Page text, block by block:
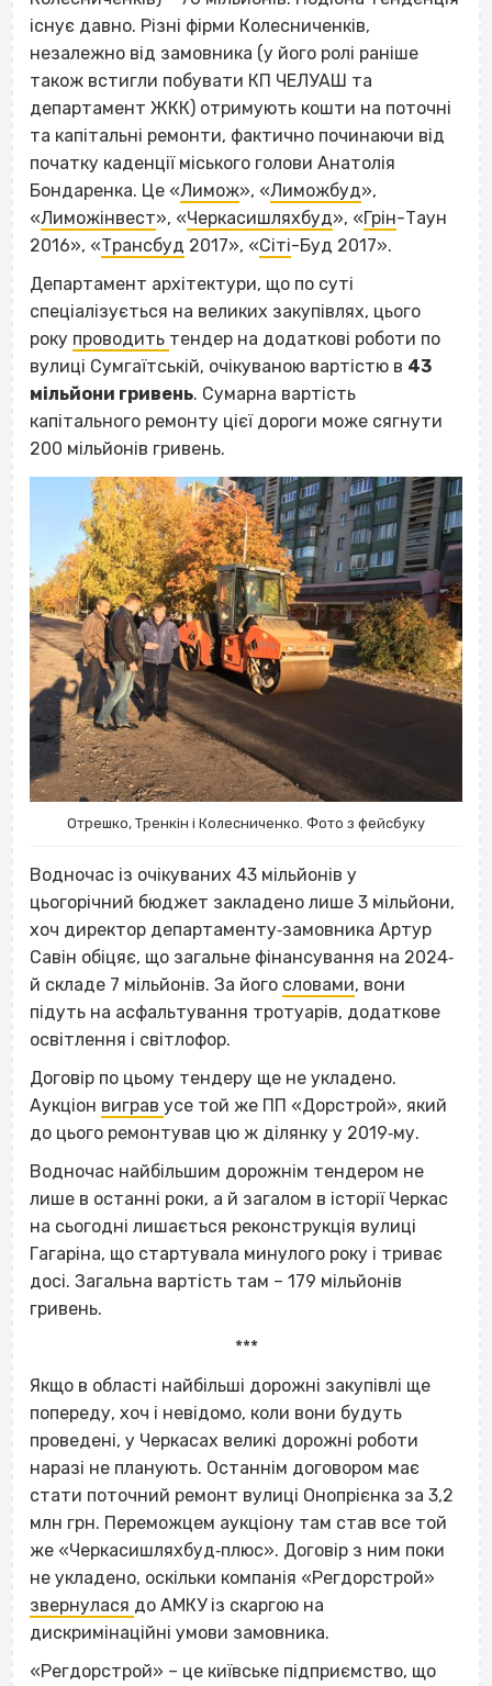
існує давно. Різні фірми Колесниченків,
незалежно від замовника (у його ролі раніше
також встигли побувати КП ЧЕЛУАШ та
департамент ЖКК) отримують кошти на поточні
та капітальні ремонти, фактично починаючи від
початку каденції міського голови Анатолія
Бондаренка. Це «Лимож», «Лиможбуд»,
«Лиможінвест», «Черкасишляхбуд», «Грін-Таун
2016», «Трансбуд 2017», «Сіті-Буд 2017».
Департамент архітектури, що по суті
спеціалізується на великих закупівлях, цього
року проводить тендер на додаткові роботи по
вулиці Сумгаїтській, очікуваною вартістю в 43
мільйони гривень. Сумарна вартість
капітального ремонту цієї дороги може сягнути
200 мільйонів гривень.
Отрешко, Тренкін і Колесниченко. Фото з фейсбуку
Водночас із очікуваних 43 мільйонів у
цьогорічний бюджет закладено лише 3 мільйони,
хоч директор департаменту‐замовника Артур
Савін обіцяє, що загальне фінансування на 2024‐
й складе 7 мільйонів. За його словами, вони
підуть на асфальтування тротуарів, додаткове
освітлення і світлофор.
Договір по цьому тендеру ще не укладено.
Аукціон виграв усе той же ПП «Дорстрой», який
до цього ремонтував цю ж ділянку у 2019‐му.
Водночас найбільшим дорожнім тендером не
лише в останні роки, а й загалом в історії Черкас
на сьогодні лишається реконструкція вулиці
Гагаріна, що стартувала минулого року і триває
досі. Загальна вартість там – 179 мільйонів
гривень.
***
Якщо в області найбільші дорожні закупівлі ще
попереду, хоч і невідомо, коли вони будуть
проведені, у Черкасах великі дорожні роботи
наразі не планують. Останнім договором має
стати поточний ремонт вулиці Онопрієнка за 3,2
млн грн. Переможцем аукціону там став все той
же «Черкасишляхбуд‐плюс». Договір з ним поки
не укладено, оскільки компанія «Регдорстрой»
звернулася до АМКУ із скаргою на
дискримінаційні умови замовника.
«Регдорстрой» – це київське підприємство, що